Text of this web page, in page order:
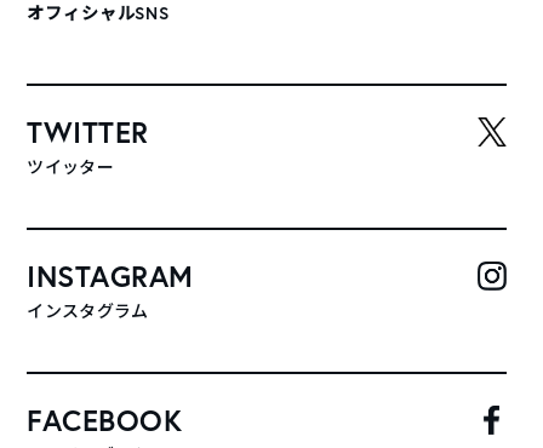
オフィシャルSNS
TWITTER
ツイッター
INSTAGRAM
インスタグラム
FACEBOOK